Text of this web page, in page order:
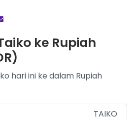
ke Rupiah
hari ini ke dalam Rupiah
TAIKO